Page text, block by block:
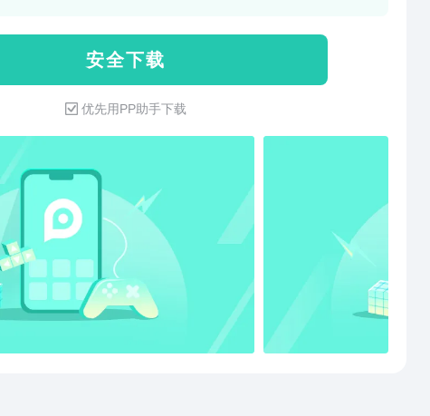
笔记】 - 短语音速记与会议、课程等长语音录制 - 大模型自动
转写、智能润色与摘要 【多端同步】 - 手机、平板、电脑、
网页等多平台同步使用 - 知识信息保存，随时随地查看 【信
息收集】 - 集中收藏来自微信、微博等的多种优质内容 - 使用
印象笔记·剪藏，剪藏网页图文内容 - 拍照扫描书籍、纸张、
能，识别并保存图片中的文字 【高效记录】 - 使用笔记本组
和标签，打造专属知识库 - 笔记中支持插入 Office、PDF、图
片、音频等几乎所有常见文件 - 一键应用笔记模板，提高记
录效率 【分享协作】 - 通过微信、微博等方式与好友分享笔
记内容 - 与团队共享笔记和笔记本，共享知识高效协作 - 工作
群聊帮助团队围绕笔记讨论，快速推进项目 【任务清单】 -
把知识信息转化为行动，让知识产生更大价值 - 创建清单，
便捷管理待办事项，保持专注与高效 - “今日/未来7天/已完成/
安 全 下 载
优先用PP助手下载